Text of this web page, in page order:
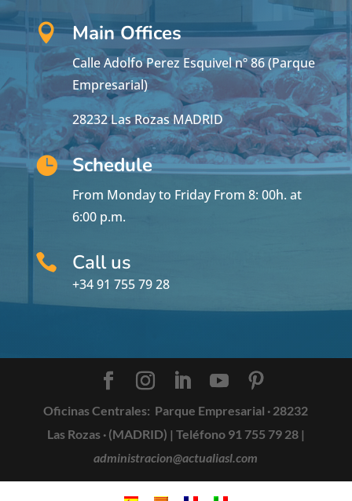
 Main Offices
Calle Adolfo Perez Esquivel nº 86 (Parque
Empresarial)
28232 Las Rozas MADRID
 Schedule
From Monday to Friday From 8: 00h. at
6:00 p.m.
 Call us
+34 91 755 79 28
Oficinas Centrales: Parque Empresarial · 28232
Las Rozas · (MADRID) | Teléfono 91 755 79 28|
administracion@actualiasl.com